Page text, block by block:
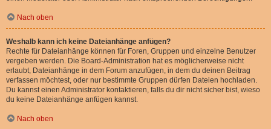
Nach oben
Weshalb kann ich keine Dateianhänge anfügen?
Rechte für Dateianhänge können für Foren, Gruppen und einzelne Benutzer
vergeben werden. Die Board-Administration hat es möglicherweise nicht
erlaubt, Dateianhänge in dem Forum anzufügen, in dem du deinen Beitrag
verfassen möchtest, oder nur bestimmte Gruppen dürfen Dateien hochladen.
Du kannst einen Administrator kontaktieren, falls du dir nicht sicher bist, wieso
du keine Dateianhänge anfügen kannst.
Nach oben